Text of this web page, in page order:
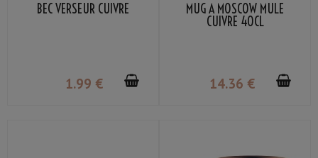
BEC VERSEUR CUIVRE
1.99 €
MUG À MOSCOW MULE
CUIVRE 40CL
14.36 €